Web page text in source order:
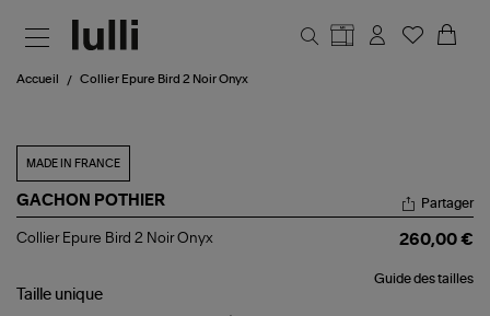
Accueil Collier Epure Bird 2 Noir Onyx
MADE IN FRANCE
GACHON POTHIER
Collier
2
Noir
Partager
Collier Epure Bird 2 Noir Onyx 260,00 €
Guide des tailles
Taille unique